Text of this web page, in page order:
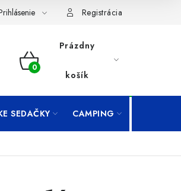
Registrácia
NÁKUPNÝ
Prázdny
košík
SEDAČKY CAMPING